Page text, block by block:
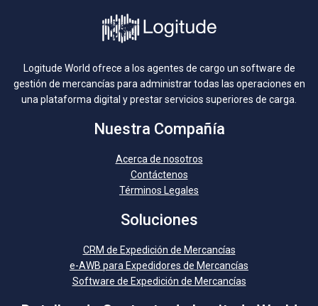
Logitude World ofrece a los agentes de cargo un software de
gestión de mercancías para administrar todas las operaciones en
una plataforma digital y prestar servicios superiores de carga.
Nuestra Compañía
Acerca de nosotros
Contáctenos
Términos Legales
Soluciones
CRM de Expedición de Mercancías
e-AWB para Expedidores de Mercancías
Software de Expedición de Mercancías